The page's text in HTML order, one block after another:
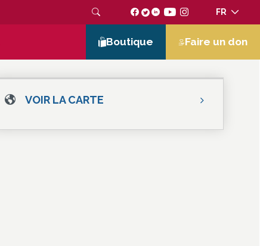
FR
Boutique Faire un don
VOIR LA CARTE